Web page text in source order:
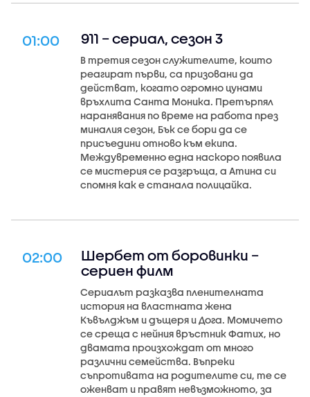
01:00 911 – сериал, сезон 3
В третия сезон служителите, които
реагират първи, са призовани да
действат, когато огромно цунами
връхлита Санта Моника. Претърпял
наранявания по време на работа през
миналия сезон, Бък се бори да се
присъедини отново към екипа.
Междувременно една наскоро появила
се мистерия се разгръща, а Атина си
спомня как е станала полицайка.
02:00
Шербет от боровинки –
сериен филм
Сериалът разказва пленителната
история на властната жена
Къвълджъм и дъщеря и Дога. Момичето
се среща с нейния връстник Фатих, но
двамата произхождат от много
различни семейства. Въпреки
съпротивата на родителите си, те се
оженват и правят невъзможното, за